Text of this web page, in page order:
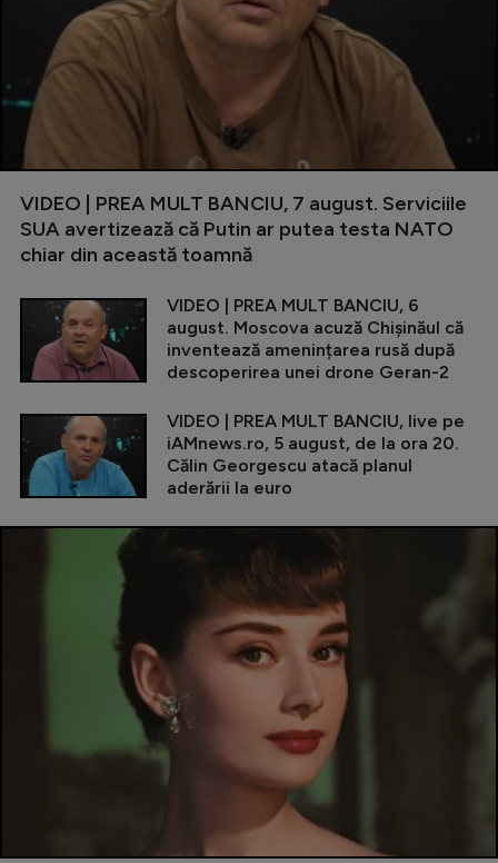
VIDEO | PREA MULT BANCIU, 7 august. Serviciile
SUA avertizează că Putin ar putea testa NATO
chiar din această toamnă
VIDEO | PREA MULT BANCIU, 6
august. Moscova acuză Chișinăul că
inventează amenințarea rusă după
descoperirea unei drone Geran-2
VIDEO | PREA MULT BANCIU, live pe
iAMnews.ro, 5 august, de la ora 20.
Călin Georgescu atacă planul
aderării la euro